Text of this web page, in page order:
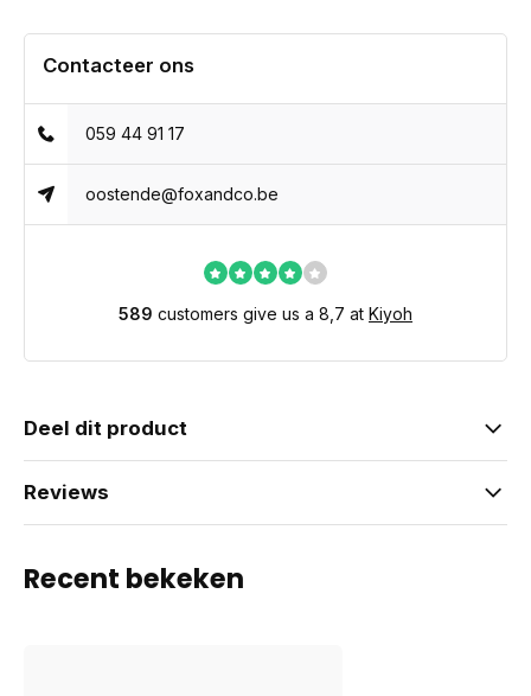
Contacteer ons
059 44 91 17
oostende@foxandco.be
589 customers give us a 8,7 at Kiyoh
Deel dit product
Reviews
Recent bekeken